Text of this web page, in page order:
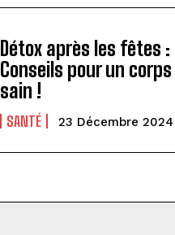
Détox après les fêtes :
Conseils pour un corps
sain !
SANTÉ 23 Décembre 2024